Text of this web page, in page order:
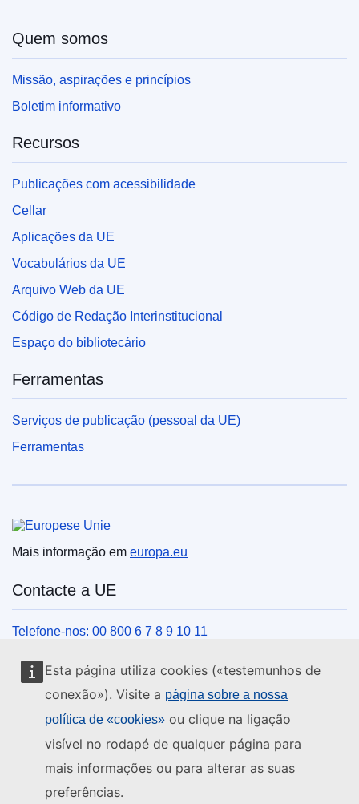
Esta página utiliza cookies («testemunhos de
conexão»). Visite a página sobre a nossa
política de «cookies» ou clique na ligação
visível no rodapé de qualquer página para
mais informações ou para alterar as suas
preferências.
Quem somos
Missão, aspirações e princípios
Boletim informativo
Recursos
Publicações com acessibilidade
Cellar
Aplicações da UE
Vocabulários da UE
Arquivo Web da UE
Código de Redação Interinstitucional
Espaço do bibliotecário
Ferramentas
Serviços de publicação (pessoal da UE)
Ferramentas
Mais informação em europa.eu
Contacte a UE
Telefone-nos: 00 800 6 7 8 9 10 11
Veja outros contactos telefónicos
Chegue a nós pelo nosso formulário
Venha ter connosco a um centro da UE
Encontre os canais da UE nas redes sociais